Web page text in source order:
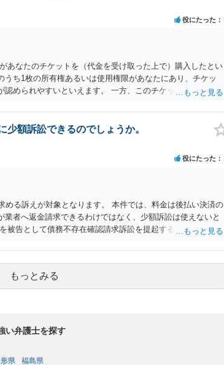
わしいのですが）も住所は明らかにしないでしょう。 何か
相手の住所等の情報を割り出していくしかないように思えま
役にたった
あなたのチケットを（代金を受け取った上で）購入したとい
ち1枚の所有権あるいは使用権限があなたにあり、チケッ
認められやすいといえます。 一方、このチケット購入には
」という結果の実現に重大な障害が発生しており、当然に
り、むしろ返金すべきとするのが当事者の合理的意思に合
なることは避けたいという心理が働くことも無理からぬと
リーナ席であれば隣り合わせにならずに済むかもしれません
であったりすれば、判断は変わってくるかもしれません。
特定興行入場券に該当し、券面上使用者が指定されている
い場合もあるでしょう。 このように、本件の紛争は、法的に
追求した解決が必要になると思われます。なかなか難しい
かもしれません。
額訴訟できるのでしょうか。
役にたった
める訴えが対象となります。 本件では、料金は後払い決済の
者へ返金請求できるわけではなく、少額訴訟は使えないと
被告として債務不存在確認請求訴訟を提起することも考えら
合には全面的に争う、というやり方がベターではないかと
者問題に強い弁護士（消費者保護委員会に所属しているな
もっとみる
い弁護士を探す
県 福島県